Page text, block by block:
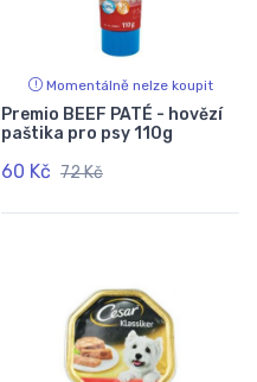
Momentálně nelze koupit
Premio BEEF PATÉ - hovězí
paštika pro psy 110g
60 Kč 72 Kč